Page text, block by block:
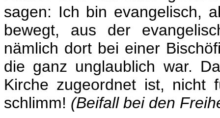
sagen: Ich bin evangelisch,
bewegt, aus der
nämlich dort bei einer
die ganz unglaublich war.
Kirche zugeordnet ist, nicht
schlimm! (Beifall bei den